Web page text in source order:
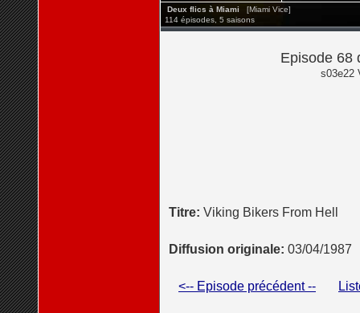
Deux flics à Miami
[Miami Vice]
114 épisodes, 5 saisons
Episode 68
s03e22
Titre: Viking Bikers From Hell
Diffusion originale: 03/04/1987
<-- Episode précédent --